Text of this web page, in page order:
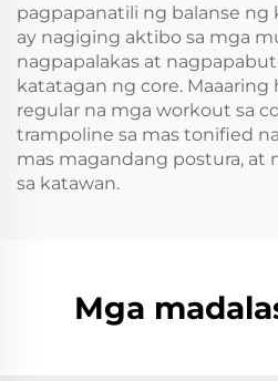
pagpapanatili ng balanse ng
ay nagiging aktibo sa mga
nagpapalakas at
katatagan ng core.
regular na mga workout sa
trampoline sa mas tonified
mas magandang postura, at
sa katawan.
Mga